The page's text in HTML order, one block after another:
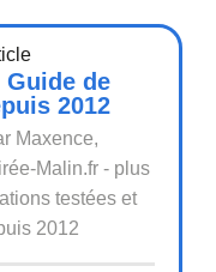
Guide de
2012
Maxence,
Malin.fr - plus
testées et
2012